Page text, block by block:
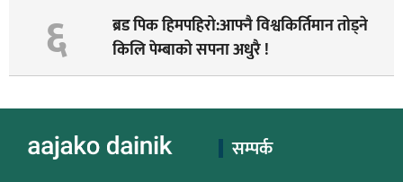
६
ब्रड पिक हिमपहिरो:आफ्नै विश्वकिर्तिमान तोड्ने
किलि पेम्बाको सपना अधुरै !
सम्पर्क